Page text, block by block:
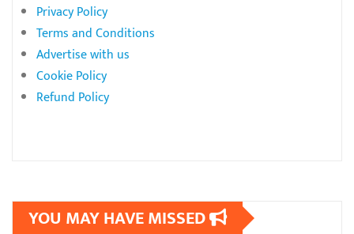
Privacy Policy
Terms and Conditions
Advertise with us
Cookie Policy
Refund Policy
YOU MAY HAVE MISSED